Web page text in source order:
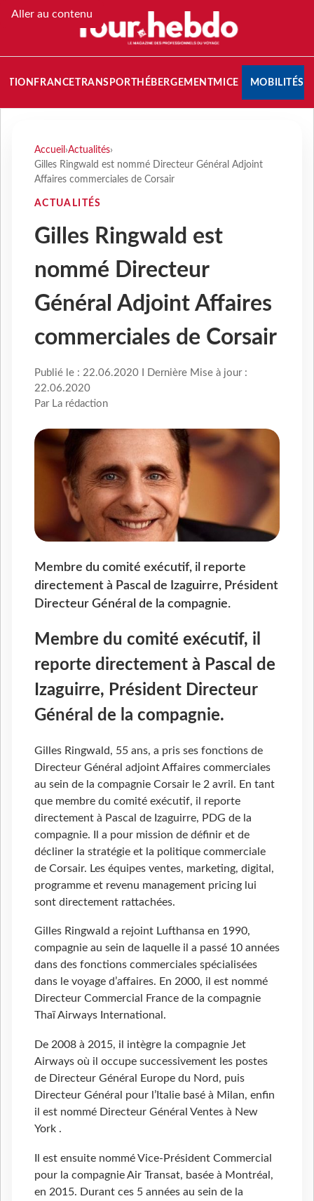
Aller au contenu
FRANCETRANSPORT HÉBERGEMENTMICE MOBILITÉS
Accueil ›Actualités›
Gilles Ringwald est nommé Directeur Général Adjoint
Affaires commerciales de Corsair
ACTUALITÉS
Gilles Ringwald est
nommé Directeur
Général Adjoint Affaires
commerciales de Corsair
Publié le : 22.06.2020 I Dernière Mise à jour :
22.06.2020
Par La rédaction
Membre du comité exécutif, il reporte
directement à Pascal de Izaguirre, Président
Directeur Général de la compagnie.
Membre du comité exécutif, il
reporte directement à Pascal de
Izaguirre, Président Directeur
Général de la compagnie.
Gilles Ringwald, 55 ans, a pris ses fonctions de
Directeur Général adjoint Affaires commerciales
au sein de la compagnie Corsair le 2 avril. En tant
que membre du comité exécutif, il reporte
directement à Pascal de Izaguirre, PDG de la
compagnie. Il a pour mission de définir et de
décliner la stratégie et la politique commerciale
de Corsair. Les équipes ventes, marketing, digital,
programme et revenu management pricing lui
sont directement rattachées.
Gilles Ringwald a rejoint Lufthansa en 1990,
compagnie au sein de laquelle il a passé 10 années
dans des fonctions commerciales spécialisées
dans le voyage d’affaires. En 2000, il est nommé
Directeur Commercial France de la compagnie
Thaï Airways International.
De 2008 à 2015, il intègre la compagnie Jet
Airways où il occupe successivement les postes
de Directeur Général Europe du Nord, puis
Directeur Général pour l’Italie basé à Milan, enfin
il est nommé Directeur Général Ventes à New
York .
Il est ensuite nommé Vice-Président Commercial
pour la compagnie Air Transat, basée à Montréal,
en 2015. Durant ces 5 années au sein de la